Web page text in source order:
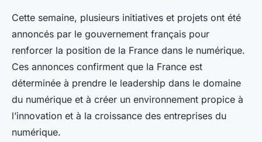
Cette semaine, plusieurs initiatives et projets ont été
annoncés par le gouvernement français pour
renforcer la position de la France dans le numérique.
Ces annonces confirment que la France est
déterminée à prendre le leadership dans le domaine
du numérique et à créer un environnement propice à
l’innovation et à la croissance des entreprises du
numérique.